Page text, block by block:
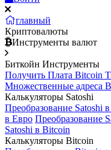
главный
Криптовалюты
Инструменты валют
Биткойн Инструменты
Получить Плата Bitcoin
Множественные адреса
Калькуляторы Satoshi
Преобразование Satoshi
в Евро Преобразование
Satoshi в Bitcoin
Калькуляторы Bitcoin